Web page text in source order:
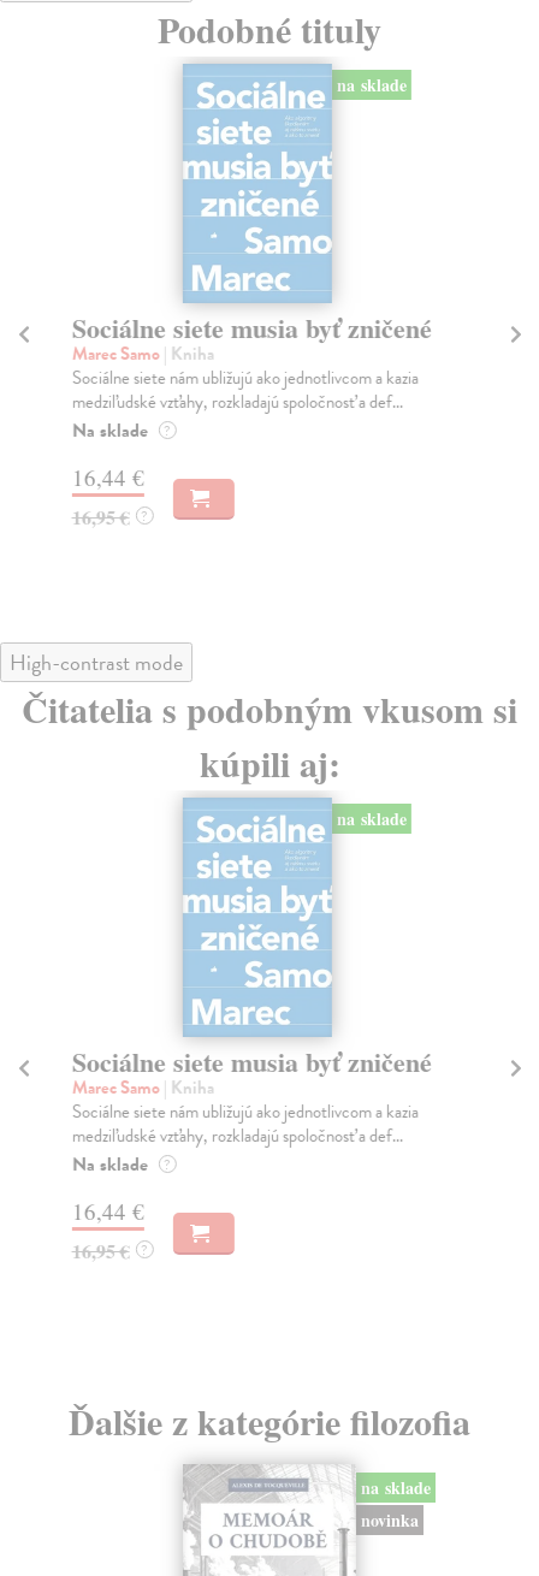
Podobné tituly
na sklade
Sociálne siete musia byť zničené
Marec Samo| Kniha
Sociálne siete nám ubližujú ako jednotlivcom a kazia
medziľudské vzťahy, rozkladajú spoločnosť a def...
Na sklade ?
16,44 €
16,95 € ?
High-contrast mode
Čitatelia s podobným vkusom si
kúpili aj:
na sklade
Sociálne siete musia byť zničené
Marec Samo| Kniha
Sociálne siete nám ubližujú ako jednotlivcom a kazia
medziľudské vzťahy, rozkladajú spoločnosť a def...
Na sklade ?
16,44 €
16,95 € ?
Ďalšie z kategórie filozofia
na sklade
novinka